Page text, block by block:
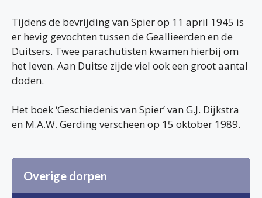
Tijdens de bevrijding van Spier op 11 april 1945 is
er hevig gevochten tussen de Geallieerden en de
Duitsers. Twee parachutisten kwamen hierbij om
het leven. Aan Duitse zijde viel ook een groot aantal
doden.
Het boek ‘Geschiedenis van Spier’ van G.J. Dijkstra
en M.A.W. Gerding verscheen op 15 oktober 1989.
Overige dorpen